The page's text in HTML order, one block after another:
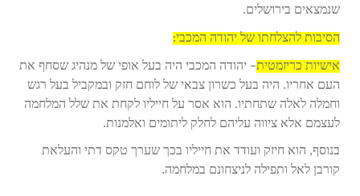
שנמצאים בירושלים.
הסיבות להצלחתו של יהודה המכבי:
אישיות כריזמטית– יהודה המכבי היה בעל אופי של מנהיג שסחף את
העם אחריו. היה בעל כשרון צבאי של לוחם חזק ובמקביל בעל רגש
וחמלה לאלה שתחתיו. הוא אסר על חייליו לקחת את שלל המלחמה
לעצמם אלא ציווה עליהם לחלק ליתומים ואלמנות.
בנוסף, הוא חיזק ועודד את חייליו בכך שערך טקס דתי והעלאת
קורבן לאל ותפילה לניצחונם במלחמה.